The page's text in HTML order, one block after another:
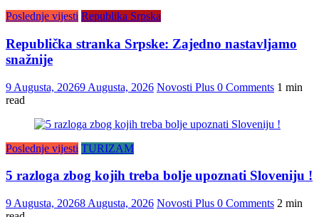
Poslednje vijesti Republika Srpska
Republička stranka Srpske: Zajedno nastavljamo
snažnije
9 Augusta, 20269 Augusta, 2026 Novosti Plus 0 Comments 1 min
read
Poslednje vijesti TURIZAM
5 razloga zbog kojih treba bolje upoznati Sloveniju !
9 Augusta, 20268 Augusta, 2026 Novosti Plus 0 Comments 2 min